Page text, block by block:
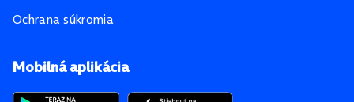
Mobilná aplikácia
Ochrana súkromia